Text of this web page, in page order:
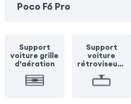
Poco F6 Pro
Support
voiture grille
d'aération
Support
voiture
rétroviseur /